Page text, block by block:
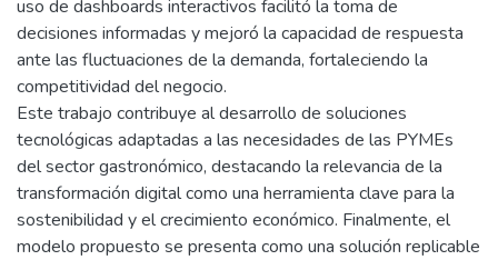
uso de dashboards interactivos facilitó la toma de
decisiones informadas y mejoró la capacidad de respuesta
ante las fluctuaciones de la demanda, fortaleciendo la
competitividad del negocio.
Este trabajo contribuye al desarrollo de soluciones
tecnológicas adaptadas a las necesidades de las PYMEs
del sector gastronómico, destacando la relevancia de la
transformación digital como una herramienta clave para la
sostenibilidad y el crecimiento económico. Finalmente, el
modelo propuesto se presenta como una solución replicable